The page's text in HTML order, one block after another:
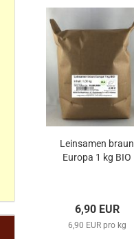
Leinsamen braun
Europa 1 kg BIO
6,90 EUR
6,90 EUR pro kg